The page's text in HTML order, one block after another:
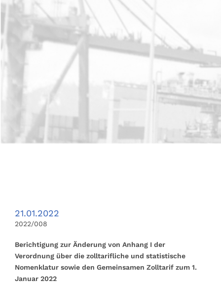
21.01.2022
2022/008
Berichtigung zur Änderung von Anhang I der
Verordnung über die zolltarifliche und statistische
Nomenklatur sowie den Gemeinsamen Zolltarif zum 1.
Januar 2022